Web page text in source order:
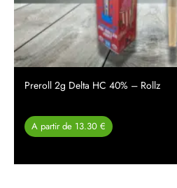
Preroll 2g Delta HC 40% – Rollz
A partir de 13.30 €